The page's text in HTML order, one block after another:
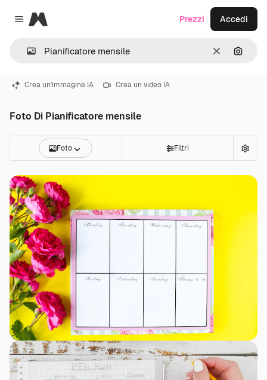
Close menu
Magnific
CancellaCerca
Prezzi Accedi
Crea un'immagine IA Crea un video IA
Foto Di Pianificatore mensile
Foto Filtri